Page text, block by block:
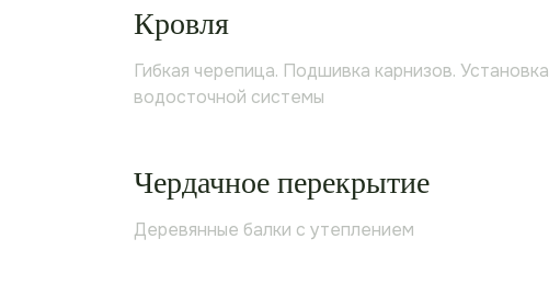
Кровля
Гибкая черепица. Подшивка карнизов. Установка
водосточной системы
Чердачное перекрытие
Деревянные балки c утеплением